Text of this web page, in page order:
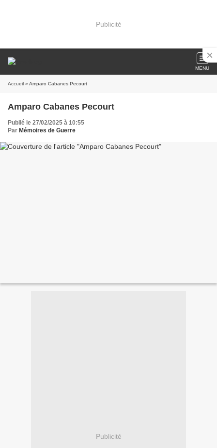
Publicité
MENU
Accueil » Amparo Cabanes Pecourt
Amparo Cabanes Pecourt
Publié le 27/02/2025 à 10:55
Par Mémoires de Guerre
Publicité